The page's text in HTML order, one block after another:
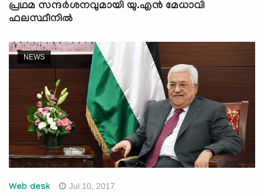
പ്രഥമ സന്ദര്‍ശനവുമായി യു.എന്‍ മേധാവി
ഫലസ്ഥീനില്‍
NEWS
Web desk Jul 10, 2017